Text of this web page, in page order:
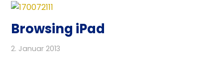
Browsing iPad
2. Januar 2013